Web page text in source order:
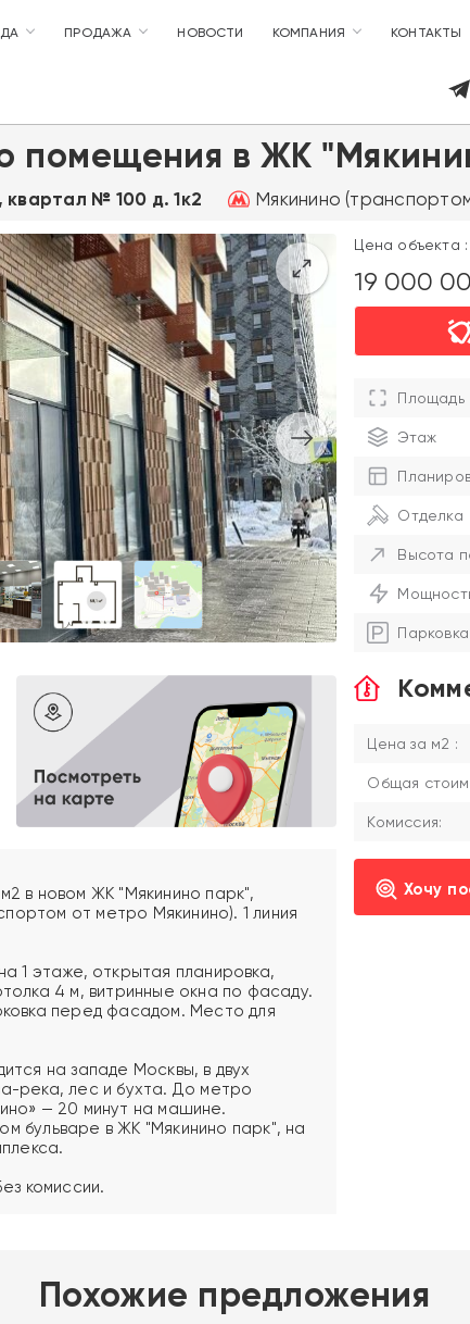
ПРОДАЖА НОВОСТИ КОМПАНИЯ КОНТАКТЫ
помещения в ЖК
квартал № 100 д. 1к2 Мякинино
в новом ЖК "Мякинино парк",
от метро Мякинино). 1 линия
1 этаже, открытая планировка,
4 м, витринные окна по фасаду.
перед фасадом. Место для
на западе Москвы, в двух
река, лес и бухта. До метро
— 20 минут на машине.
бульваре в ЖК "Мякинино парк", на
комиссии.
Цена объекта :
19 000
Площадь
Этаж
Отделка
Высота
Парковка
Цена за м2 :
Общая
Комиссия:
Хочу
Похожие предложения